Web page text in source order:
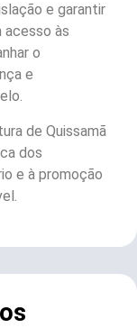
e garantir
acesso às
o
e
de Quissamã
dos
e à promoção